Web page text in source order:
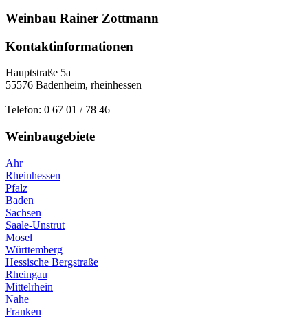
Weinbau Rainer Zottmann
Kontaktinformationen
Hauptstraße 5a
55576 Badenheim, rheinhessen
Telefon: 0 67 01 / 78 46
Weinbaugebiete
Ahr
Rheinhessen
Pfalz
Baden
Sachsen
Saale-Unstrut
Mosel
Württemberg
Hessische Bergstraße
Rheingau
Mittelrhein
Nahe
Franken